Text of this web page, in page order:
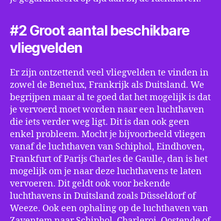
#2 Groot aantal beschikbare
vliegvelden
Er zijn ontzettend veel vliegvelden te vinden in
zowel de Benelux, Frankrijk als Duitsland. We
begrijpen maar al te goed dat het mogelijk is dat
je vervoerd moet worden naar een luchthaven
die iets verder weg ligt. Dit is dan ook geen
enkel probleem. Mocht je bijvoorbeeld vliegen
vanaf de luchthaven van Schiphol, Eindhoven,
Frankfurt of Parijs Charles de Gaulle, dan is het
mogelijk om je naar deze luchthavens te laten
vervoeren. Dit geldt ook voor bekende
luchthavens in Duitsland zoals Düsseldorf of
Weeze. Ook een ophaling op de luchthaven van